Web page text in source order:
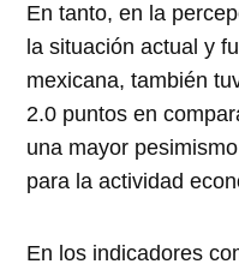
En tanto, en la
la situación actual y
mexicana, también
2.0 puntos en
una mayor
para la actividad
En los indicadores